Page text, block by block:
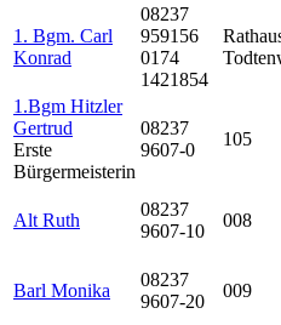
1. Bgm. Carl
Konrad
08237
959156
0174
1421854
1.Bgm Hitzler
Gertrud
Erste
Bürgermeisterin
08237
9607-0
105
Alt Ruth
08237
9607-10
008
Barl Monika
08237
9607-20
009